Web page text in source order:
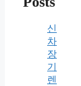
신
차
장
기
렌